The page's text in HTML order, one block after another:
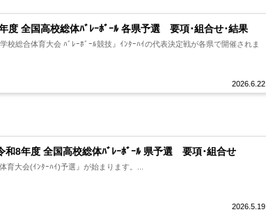
度 全国高校総体ﾊﾞﾚｰﾎﾞｰﾙ 各県予選 要項･組合せ･結果
2026.6.22
校総合体育大会 ﾊﾞﾚｰﾎﾞｰﾙ競技』ｲﾝﾀｰﾊｲの代表決定戦が各県で開催されま
和8年度 全国高校総体ﾊﾞﾚｰﾎﾞｰﾙ 県予選 要項･組合せ
2026.5.19
育大会(ｲﾝﾀｰﾊｲ)予選』が始まります。...